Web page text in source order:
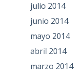
julio 2014
junio 2014
mayo 2014
abril 2014
marzo 2014